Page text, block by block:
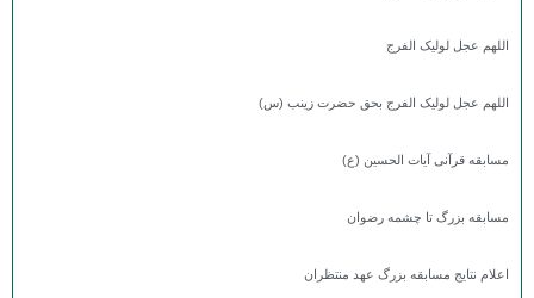
اللهم عجل لولیک الفرج
اللهم عجل لولیک الفرج بحق حضرت زینب (س)
مسابقه قرآنی آیات الحسین (ع)
مسابقه بزرگ تا چشمه رضوان
اعلام نتایج مسابقه بزرگ عهد منتظران